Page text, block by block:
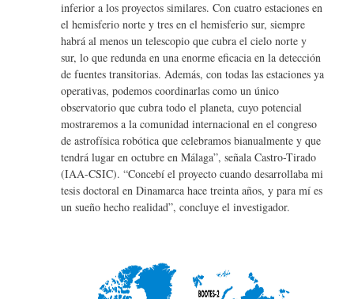
inferior a los proyectos similares. Con cuatro estaciones en
el hemisferio norte y tres en el hemisferio sur, siempre
habrá al menos un telescopio que cubra el cielo norte y
sur, lo que redunda en una enorme eficacia en la detección
de fuentes transitorias. Además, con todas las estaciones ya
operativas, podemos coordinarlas como un único
observatorio que cubra todo el planeta, cuyo potencial
mostraremos a la comunidad internacional en el congreso
de astrofísica robótica que celebramos bianualmente y que
tendrá lugar en octubre en Málaga”, señala Castro-Tirado
(IAA-CSIC). “Concebí el proyecto cuando desarrollaba mi
tesis doctoral en Dinamarca hace treinta años, y para mí es
un sueño hecho realidad”, concluye el investigador.